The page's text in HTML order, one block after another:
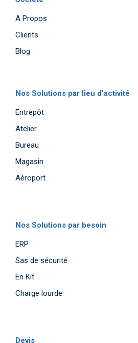
A Propos
Clients
Blog
Nos Solutions par lieu d'activité
Entrepôt
Atelier
Bureau
Magasin
Aéroport
Nos Solutions par besoin
ERP
Sas de sécurité
En Kit
Charge lourde
Devis